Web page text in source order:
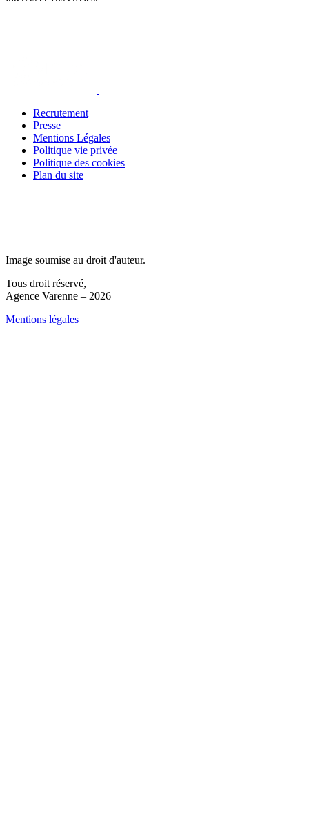
Recrutement
Presse
Mentions Légales
Politique vie privée
Politique des cookies
Plan du site
Image soumise au droit d'auteur.
Tous droit réservé,
Agence Varenne – 2026
Mentions légales